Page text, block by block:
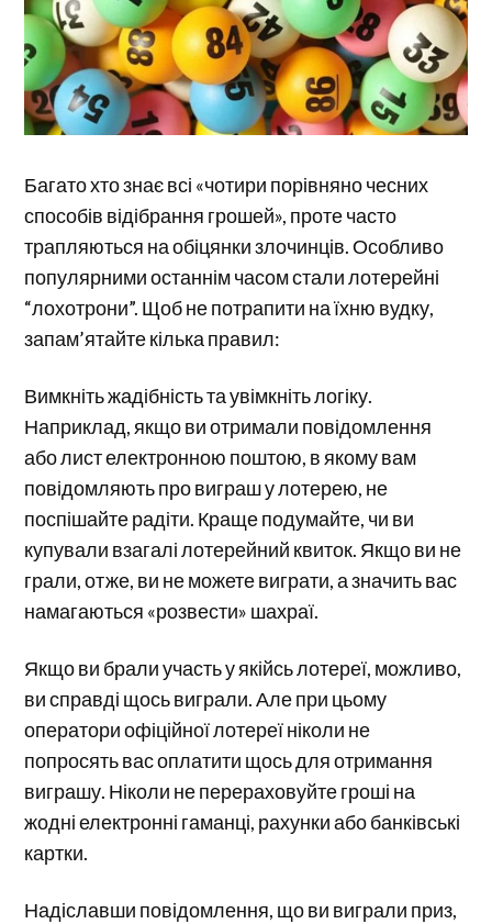
Багато хто знає всі «чотири порівняно чесних
способів відібрання грошей», проте часто
трапляються на обіцянки злочинців. Особливо
популярними останнім часом стали лотерейні
“лохотрони”. Щоб не потрапити на їхню вудку,
запам’ятайте кілька правил:
Вимкніть жадібність та увімкніть логіку.
Наприклад, якщо ви отримали повідомлення
або лист електронною поштою, в якому вам
повідомляють про виграш у лотерею, не
поспішайте радіти. Краще подумайте, чи ви
купували взагалі лотерейний квиток. Якщо ви не
грали, отже, ви не можете виграти, а значить вас
намагаються «розвести» шахраї.
Якщо ви брали участь у якійсь лотереї, можливо,
ви справді щось виграли. Але при цьому
оператори офіційної лотереї ніколи не
попросять вас оплатити щось для отримання
виграшу. Ніколи не перераховуйте гроші на
жодні електронні гаманці, рахунки або банківські
картки.
Надіславши повідомлення, що ви виграли приз,